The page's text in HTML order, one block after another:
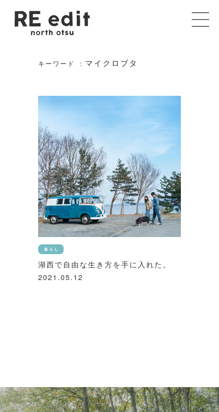
キーワード ： マイクロブタ
湖西で自由な生き方を手に入れた。
2021.05.12